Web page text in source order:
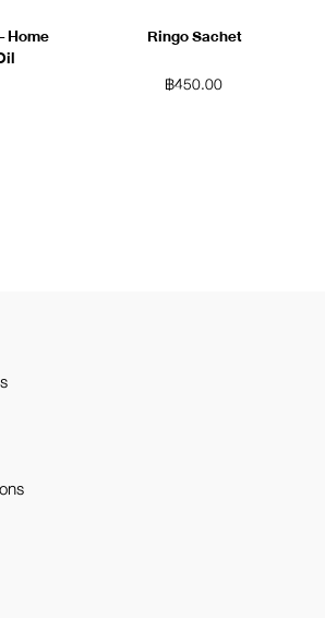
Home
Ringo Sachet
฿450.00